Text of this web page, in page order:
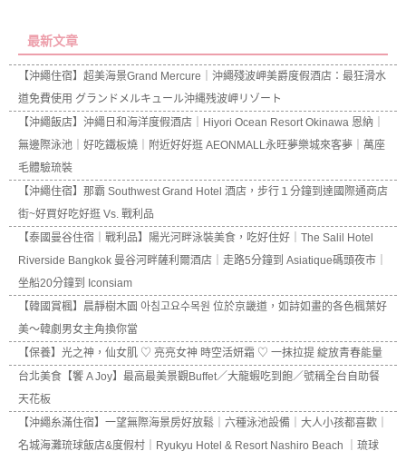
最新文章
【沖繩住宿】超美海景Grand Mercure｜沖繩殘波岬美爵度假酒店：最狂滑水
道免費使用 グランドメルキュール沖縄残波岬リゾート
【沖繩飯店】沖繩日和海洋度假酒店｜Hiyori Ocean Resort Okinawa 恩納｜
無邊際泳池｜好吃鐵板燒｜附近好好逛 AEONMALL永旺夢樂城來客夢｜萬座
毛體驗琉裝
【沖繩住宿】那霸 Southwest Grand Hotel 酒店，步行１分鐘到達國際通商店
街~好買好吃好逛 Vs. 戰利品
【泰國曼谷住宿｜戰利品】陽光河畔泳裝美食，吃好住好｜The Salil Hotel
Riverside Bangkok 曼谷河畔薩利爾酒店｜走路5分鐘到 Asiatique碼頭夜市｜
坐船20分鐘到 Iconsiam
【韓國賞楓】晨靜樹木園 아침고요수목원 位於京畿道，如詩如畫的各色楓葉好
美～韓劇男女主角換你當
【保養】光之神，仙女肌 ♡ 亮亮女神 時空活妍霜 ♡ 一抹拉提 綻放青春能量
台北美食【饗 A Joy】最高最美景觀Buffet／大龍蝦吃到飽／號稱全台自助餐
天花板
【沖繩糸滿住宿】一望無際海景房好放鬆｜六種泳池設備｜大人小孩都喜歡｜
名城海灘琉球飯店&度假村｜Ryukyu Hotel & Resort Nashiro Beach ｜琉球